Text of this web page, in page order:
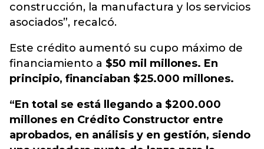
construcción, la manufactura y los servicios
asociados”, recalcó.
Este crédito aumentó su cupo máximo de
financiamiento a $50 mil millones. En
principio, financiaban $25.000 millones.
“En total se está llegando a $200.000
millones en Crédito Constructor entre
aprobados, en análisis y en gestión, siendo